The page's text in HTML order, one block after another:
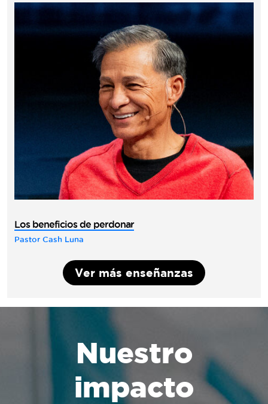
Los beneficios de perdonar
Pastor Cash Luna
Ver más enseñanzas
Nuestro
impacto